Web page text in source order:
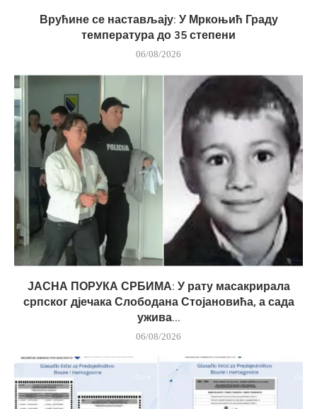
Врућине се настављају: У Мркоњић Граду
температура до 35 степени
06/08/2026
ЈАСНА ПОРУКА СРБИМА: У рату масакрирала
српског дјечака Слободана Стојановића, а сада
ужива...
06/08/2026